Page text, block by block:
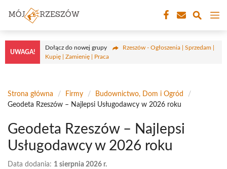
treści
UWAGA!
Dołącz do nowej grupy
Rzeszów - Ogłoszenia | Sprzedam |
Kupię | Zamienię | Praca
Strona główna / Firmy / Budownictwo, Dom i Ogród
/
Geodeta Rzeszów – Najlepsi Usługodawcy w 2026 roku
Geodeta Rzeszów – Najlepsi
Usługodawcy w 2026 roku
Data dodania: 1 sierpnia 2026 r.